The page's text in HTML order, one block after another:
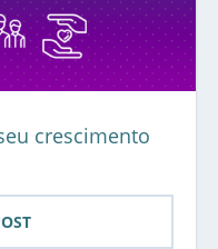
crescimento